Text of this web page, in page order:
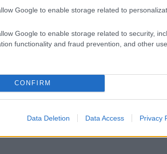
Google to enable storage related to
Google to enable storage related to security,
functionality and fraud prevention, and other
CONFIRM
Data Deletion Data Access Privacy